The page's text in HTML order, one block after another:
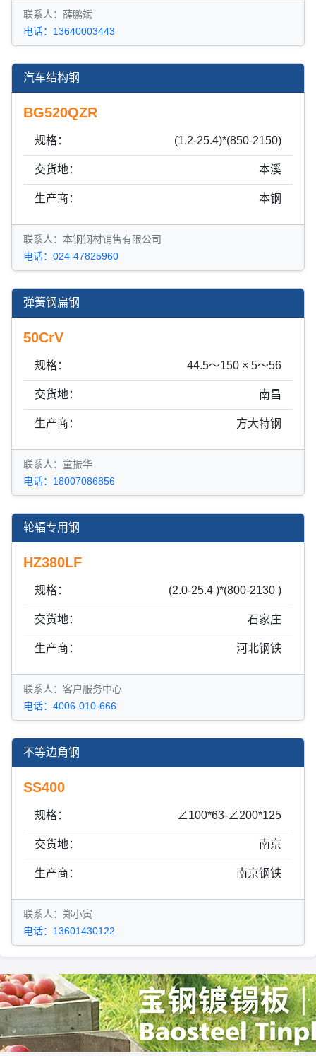
联系人：薛鹏斌
电话：13640003443
汽车结构钢
BG520QZR
规格： (1.2-25.4)*(850-2150)
交货地： 本溪
生产商： 本钢
联系人：本钢钢材销售有限公司
电话：024-47825960
弹簧钢扁钢
50CrV
规格： 44.5～150 × 5～56
交货地： 南昌
生产商： 方大特钢
联系人：童振华
电话：18007086856
轮辐专用钢
HZ380LF
规格： (2.0-25.4 )*(800-2130 )
交货地： 石家庄
生产商： 河北钢铁
联系人：客户服务中心
电话：4006-010-666
不等边角钢
SS400
规格： ∠100*63-∠200*125
交货地： 南京
生产商： 南京钢铁
联系人：郑小寅
电话：13601430122